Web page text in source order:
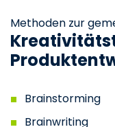
Methoden zur
Brainstorming
Brainwriting